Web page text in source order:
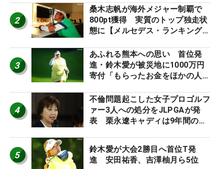
2
桑木志帆が海外メジャー制覇で
800pt獲得 実質のトップ独走状
態に【メルセデス・ランキング番
3
あふれる熊本への思い 首位発
進・鈴木愛が被災地に1000万円
寄付「もらったお金をほかの人
4
不倫問題起こした女子プロゴルフ
ァー3人への処分をJLPGAが発
表 栗永遼キャディは9年間の立
5
鈴木愛が大会2勝目へ首位T発
進 安田祐香、吉澤柚月ら5位